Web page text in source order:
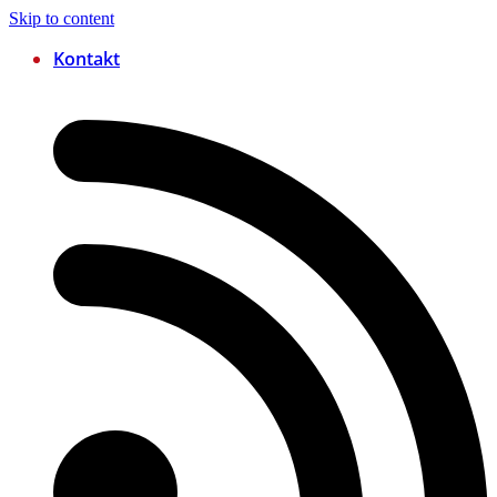
Skip to content
Kontakt